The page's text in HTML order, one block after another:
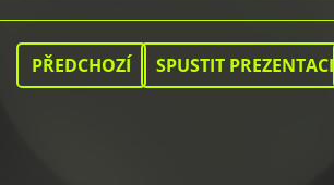
PŘEDCHOZÍ SPUSTIT PREZENTACI